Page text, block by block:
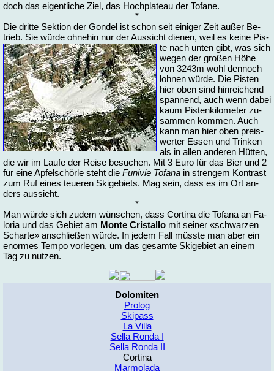
doch das ei­gent­li­che Ziel, das Hoch­pla­teau der To­fa­ne.
*
Die drit­te Sek­ti­on der Gon­del ist schon seit ei­ni­ger Zeit au­ßer Be­
trieb. Sie wür­de oh­ne­hin nur der Aus­sicht die­nen, weil es kei­ne Pis­
te nach un­ten gibt, was sich
we­gen der gro­ßen Hö­he
von 3243m wohl den­noch
loh­nen wür­de. Die Pis­ten
hier oben sind hin­rei­chend
span­nend, auch wenn da­bei
kaum Pis­ten­ki­lo­me­ter zu­
sam­men kom­men. Auch
kann man hier oben preis­
wer­ter Es­sen und Trin­ken
als in al­len an­de­ren Hüt­ten,
die wir im Lau­fe der Rei­se be­su­chen. Mit 3 Eu­ro für das Bier und 2
für ei­ne Ap­fel­schör­le steht die Fu­ni­vie To­fa­na in stren­gem Kon­trast
zum Ruf ei­nes teue­ren Ski­ge­biets. Mag sein, dass es im Ort an­
ders aus­sieht.
*
Man wür­de sich zu­dem wün­schen, dass Cor­ti­na die To­fa­na an Fa­
lo­ria und das Ge­biet am Mon­te Cris­tal­lo mit sei­ner «schwar­zen
Schar­te» an­schlie­ßen wür­de. In je­dem Fall müss­te man aber ein
enor­mes Tem­po vor­le­gen, um das ge­sam­te Ski­ge­biet an ei­nem
Tag zu nut­zen.
Do­lo­mi­ten
Pro­log
Ski­pass
La Vil­la
Sel­la Ron­da I
Sel­la Ron­da II
Cor­ti­na
Mar­mo­la­da